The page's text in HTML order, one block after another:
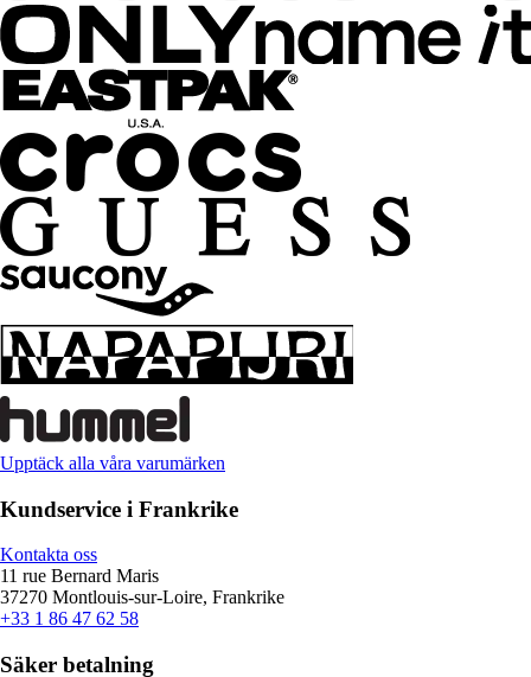
Upptäck alla våra varumärken
Kundservice i Frankrike
Kontakta oss
11 rue Bernard Maris
37270 Montlouis-sur-Loire, Frankrike
+33 1 86 47 62 58
Säker betalning